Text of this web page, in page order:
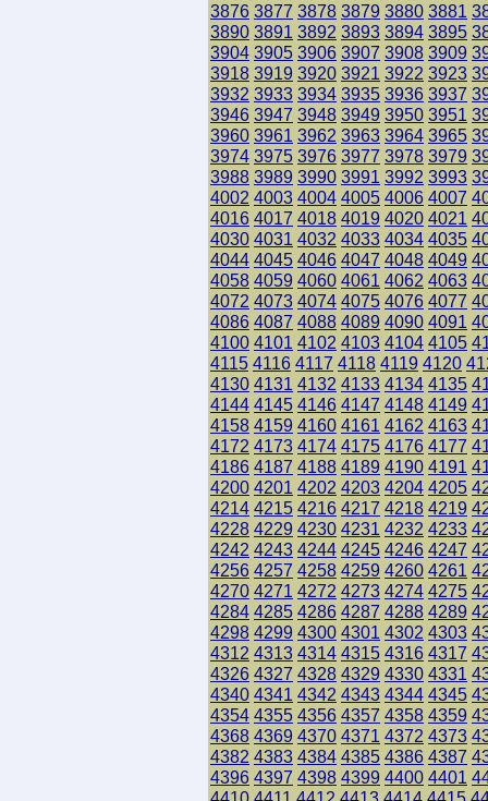
3876 3877 3878 3879 3880 3881
3890 3891 3892 3893 3894 3895
3904 3905 3906 3907 3908 3909
3918 3919 3920 3921 3922 3923
3932 3933 3934 3935 3936 3937
3946 3947 3948 3949 3950 3951
3960 3961 3962 3963 3964 3965
3974 3975 3976 3977 3978 3979
3988 3989 3990 3991 3992 3993
4002 4003 4004 4005 4006 4007
4016 4017 4018 4019 4020 4021
4030 4031 4032 4033 4034 4035
4044 4045 4046 4047 4048 4049
4058 4059 4060 4061 4062 4063
4072 4073 4074 4075 4076 4077
4086 4087 4088 4089 4090 4091
4100 4101 4102 4103 4104 4105
4115 4116 4117 4118 4119 4120
4130 4131 4132 4133 4134 4135
4144 4145 4146 4147 4148 4149
4158 4159 4160 4161 4162 4163
4172 4173 4174 4175 4176 4177
4186 4187 4188 4189 4190 4191
4200 4201 4202 4203 4204 4205
4214 4215 4216 4217 4218 4219
4228 4229 4230 4231 4232 4233
4242 4243 4244 4245 4246 4247
4256 4257 4258 4259 4260 4261
4270 4271 4272 4273 4274 4275
4284 4285 4286 4287 4288 4289
4298 4299 4300 4301 4302 4303
4312 4313 4314 4315 4316 4317
4326 4327 4328 4329 4330 4331
4340 4341 4342 4343 4344 4345
4354 4355 4356 4357 4358 4359
4368 4369 4370 4371 4372 4373
4382 4383 4384 4385 4386 4387
4396 4397 4398 4399 4400 4401